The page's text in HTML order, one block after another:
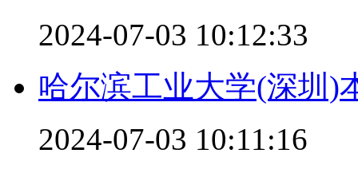
2024-07-03 10:12:33
哈尔滨工业大学(深圳)
2024-07-03 10:11:16